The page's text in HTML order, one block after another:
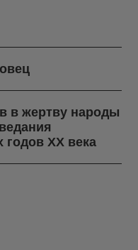
в жертву народы
годов ХХ века